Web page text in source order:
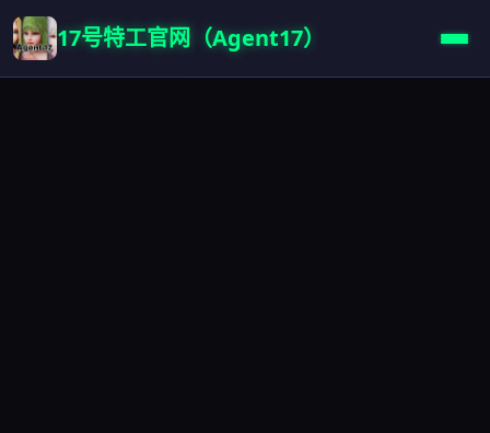
17号特工官网（Agent17）